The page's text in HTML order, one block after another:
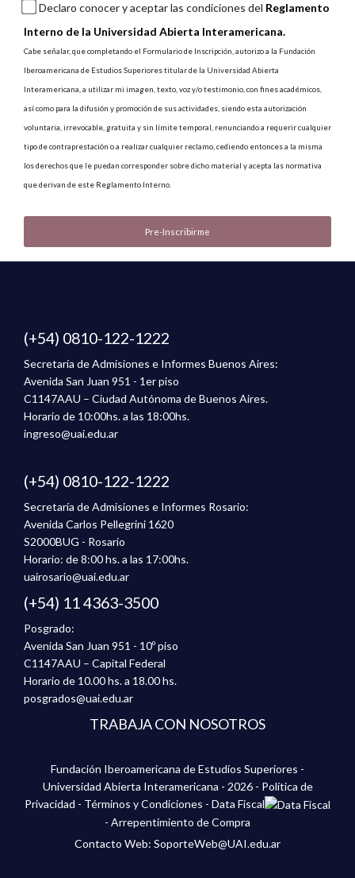
Declaro conocer y aceptar las condiciones del Reglamento
Interno de la Universidad Abierta Interamericana.
Cabe señalar, que completando el Formulario de Inscripción, autorizo a la Fundación
Iberoamericana de Estudios Superiores titular de la Universidad Abierta
Interamericana, a utilizar mi imagen, texto, voz y/o testimonio, con fines académicos,
así como para la difusión y promoción de sus actividades, siendo esta autorización
voluntaria, irrevocable, gratuita y sin límite temporal, renunciando a requerir cualquier
tipo de contraprestación o a realizar cualquier reclamo, cediendo entonces a la misma
los derechos que le puedan corresponder sobre dicho material y acepta las normativa
que derivan de este Reglamento Interno.
(+54) 0810-122-1222
Secretaría de Admisiones e Informes Buenos Aires:
Avenida San Juan 951 - 1er piso
C1147AAU – Ciudad Autónoma de Buenos Aires.
Horario de 10:00hs. a las 18:00hs.
ingreso@uai.edu.ar
(+54) 0810-122-1222
Secretaría de Admisiones e Informes Rosario:
Avenida Carlos Pellegrini 1620
S2000BUG - Rosario
Horario: de 8:00 hs. a las 17:00hs.
uairosario@uai.edu.ar
(+54) 11 4363-3500
Posgrado:
Avenida San Juan 951 - 10º piso
C1147AAU – Capital Federal
Horario de 10.00 hs. a 18.00 hs.
posgrados@uai.edu.ar
TRABAJA CON NOSOTROS
Fundación Iberoamericana de Estudios Superiores -
Universidad Abierta Interamericana - 2026 - Política de
Privacidad - Términos y Condiciones - Data Fiscal
- Arrepentimiento de Compra
Contacto Web: SoporteWeb@UAI.edu.ar